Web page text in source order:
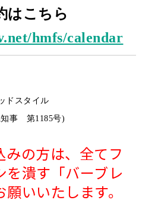
はこちら
hmfs/calendar
ドスタイル
知事 第1185号)
の方は、全てフ
を潰す「バーブレ
いいたします。